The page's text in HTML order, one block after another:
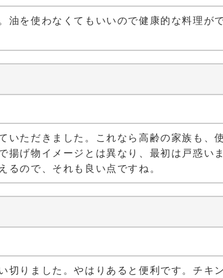
を使わなくてもいいので健康的な料理が
ただきました。これなら高齢の家族も、
げ物イメージとは異なり、最初は戸惑い
るので、それも良い点ですね。
りました。やはりあると便利です。チキ